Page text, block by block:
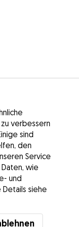
verbessern
sind
den
Service
wie
und
siehe